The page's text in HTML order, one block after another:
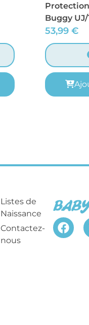
Buggy
53,99 €
Listes de
Naissance
Contactez-
nous